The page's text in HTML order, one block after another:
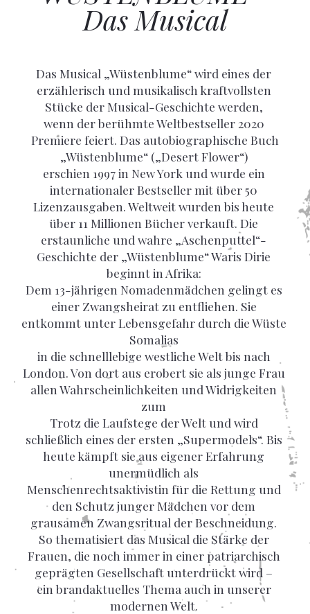
Das Musical
Das Musical „Wüstenblume“ wird eines der
erzählerisch und musikalisch kraftvollsten
Stücke der Musical-Geschichte werden,
wenn der berühmte Weltbestseller 2020
Premiere feiert. Das autobiographische Buch
„Wüstenblume“ („Desert Flower“)
erschien 1997 in New York und wurde ein
internationaler Bestseller mit über 50
Lizenzausgaben. Weltweit wurden bis heute
über 11 Millionen Bücher verkauft. Die
erstaunliche und wahre „Aschenputtel“-
Geschichte der „Wüstenblume“ Waris Dirie
beginnt in Afrika:
Dem 13-jährigen Nomadenmädchen gelingt es
einer Zwangsheirat zu entfliehen. Sie
entkommt unter Lebensgefahr durch die Wüste
Somalias
in die schnelllebige westliche Welt bis nach
London. Von dort aus erobert sie als junge Frau
allen Wahrscheinlichkeiten und Widrigkeiten
zum
Trotz die Laufstege der Welt und wird
schließlich eines der ersten „Supermodels“. Bis
heute kämpft sie aus eigener Erfahrung
unermüdlich als
Menschenrechtsaktivistin für die Rettung und
den Schutz junger Mädchen vor dem
grausamen Zwangsritual der Beschneidung.
So thematisiert das Musical die Stärke der
Frauen, die noch immer in einer patriarchisch
geprägten Gesellschaft unterdrückt wird –
ein brandaktuelles Thema auch in unserer
modernen Welt.